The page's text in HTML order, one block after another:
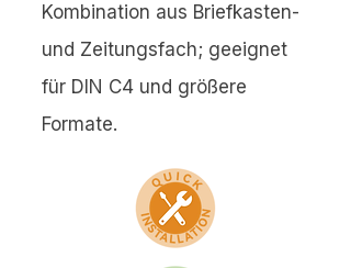
Kombination aus Briefkasten-
und Zeitungsfach; geeignet
für DIN C4 und größere
Formate.